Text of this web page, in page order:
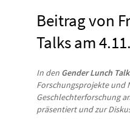
Beitrag von
Talks am
In den Gender Lunch
Forschungsprojekte und
Geschlechterforschung
präsentiert und zur